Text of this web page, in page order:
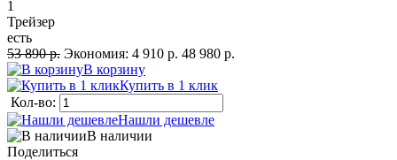
1
Трейзер
есть
53 890 р. Экономия: 4 910 р. 48 980 р.
В корзину
Купить в 1 клик
Кол-во:
Нашли дешевле
В наличии
Поделиться